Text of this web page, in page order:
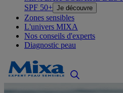
SPF 50+ Je découvre
Zones sensibles
L'univers MIXA
Nos conseils d'experts
Diagnostic peau